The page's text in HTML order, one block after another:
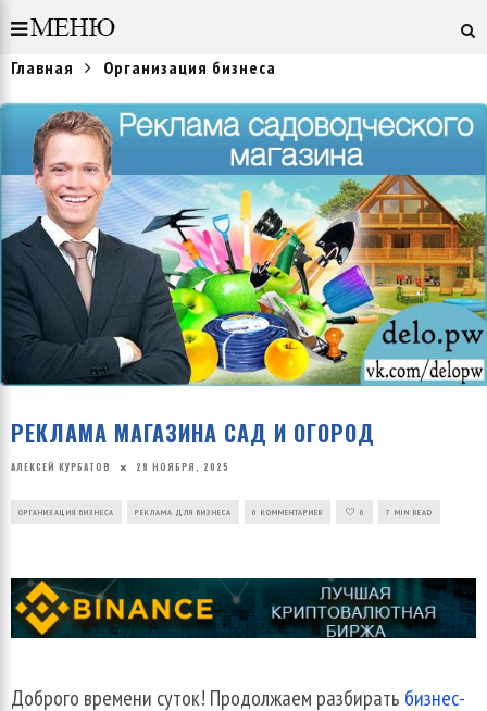
Главная Организация бизнеса
РЕКЛАМА МАГАЗИНА САД И ОГОРОД
АЛЕКСЕЙ КУРБАТОВ 28 НОЯБРЯ, 2025
ОРГАНИЗАЦИЯ БИЗНЕСА РЕКЛАМА ДЛЯ БИЗНЕСА 0 КОММЕНТАРИЕВ 0 7 MIN READ
Доброго времени суток! Продолжаем разбирать бизнес-